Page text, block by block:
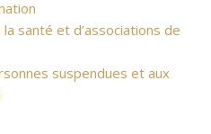
santé et d’associations de
suspendues et aux